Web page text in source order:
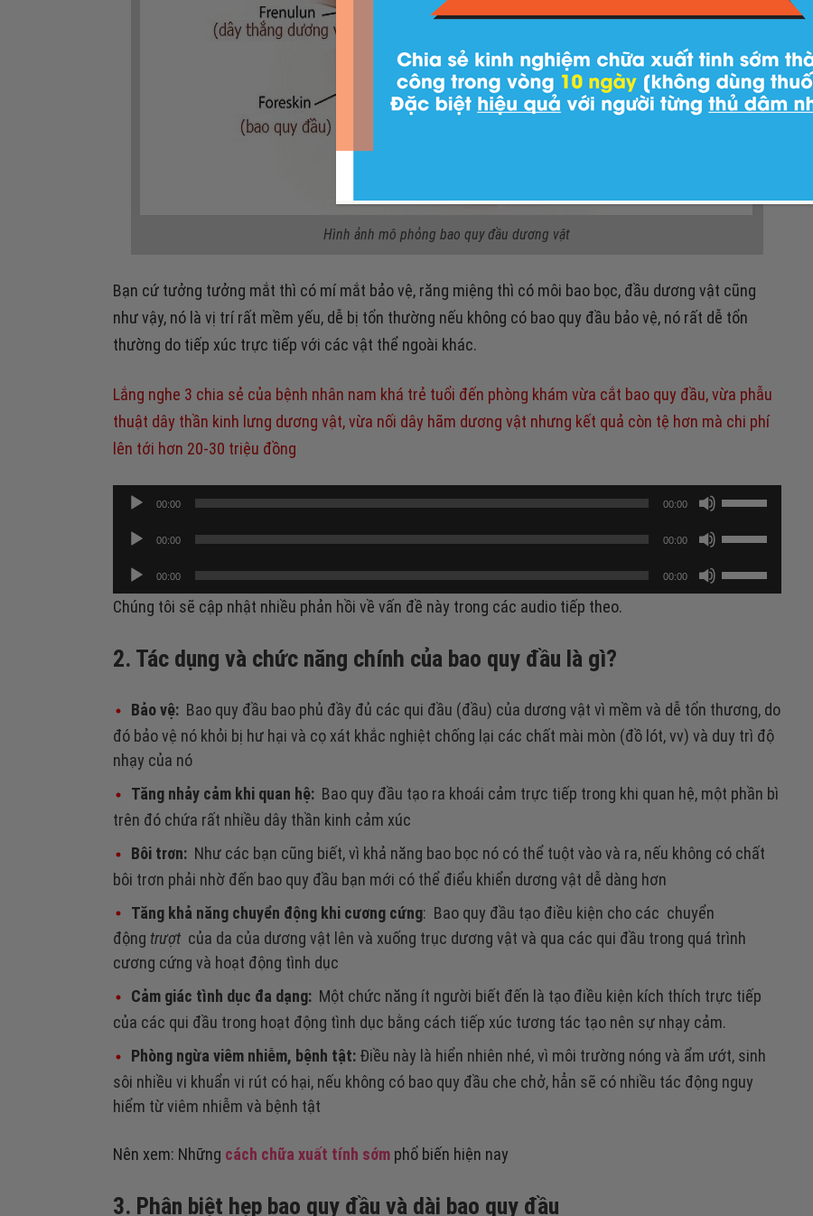
Hình ảnh mô phỏng bao quy đầu dương vật
Bạn cứ tưởng tưởng mắt thì có mí mắt bảo vệ, răng miệng thì có môi bao bọc, đầu dương vật cũng
như vậy, nó là vị trí rất mềm yếu, dễ bị tổn thường nếu không có bao quy đầu bảo vệ, nó rất dễ tổn
thường do tiếp xúc trực tiếp với các vật thể ngoài khác.
Lắng nghe 3 chia sẻ của bệnh nhân nam khá trẻ tuổi đến phòng khám vừa cắt bao quy đầu, vừa phẫu
thuật dây thần kinh lưng dương vật, vừa nối dây hãm dương vật nhưng kết quả còn tệ hơn mà chi phí
lên tới hơn 20-30 triệu đồng
Trình
thanh
00:00 00:00
Sử
các
phím
mũi
hoặc
giảm
lượng.
Trình
thanh
00:00 00:00
Sử
các
để
tăng
âm
Trình
phát
âm
00:00 00:00
Sử
dụng
Lên/Xuống
để
hoặc
lượng.
Chúng tôi sẽ cập nhật nhiều phản hồi về vấn đề này trong các audio tiếp theo.
2. Tác dụng và chức năng chính của bao quy đầu là gì?
Bảo vệ: Bao quy đầu bao phủ đầy đủ các qui đầu (đầu) của dương vật vì mềm và dễ tổn thương, do
đó bảo vệ nó khỏi bị hư hại và cọ xát khắc nghiệt chống lại các chất mài mòn (đồ lót, vv) và duy trì độ
nhạy của nó
Tăng nhảy cảm khi quan hệ:Bao quy đầu tạo ra khoái cảm trực tiếp trong khi quan hệ, một phần bì
trên đó chứa rất nhiều dây thần kinh cảm xúc
Bôi trơn:Như các bạn cũng biết, vì khả năng bao bọc nó có thể tuột vào và ra, nếu không có chất
bôi trơn phải nhờ đến bao quy đầu bạn mới có thể điểu khiển dương vật dễ dàng hơn
Tăng khả năng chuyển động khi cương cứng: Bao quy đầu tạo điều kiện cho các chuyển
động trượt của da của dương vật lên và xuống trục dương vật và qua các qui đầu trong quá trình
cương cứng và hoạt động tình dục
Cảm giác tình dục đa dạng: Một chức năng ít người biết đến là tạo điều kiện kích thích trực tiếp
của các qui đầu trong hoạt động tình dục bằng cách tiếp xúc tương tác tạo nên sự nhạy cảm.
Phòng ngừa viêm nhiễm, bệnh tật: Điều này là hiển nhiên nhé, vì môi trường nóng và ẩm ướt, sinh
sôi nhiều vi khuẩn vi rút có hại, nếu không có bao quy đầu che chở, hẳn sẽ có nhiều tác động nguy
hiểm từ viêm nhiễm và bệnh tật
Nên xem: Những cách chữa xuất tính sớmphổ biến hiện nay
3. Phân biệt hẹp bao quy đầu và dài bao quy đầu